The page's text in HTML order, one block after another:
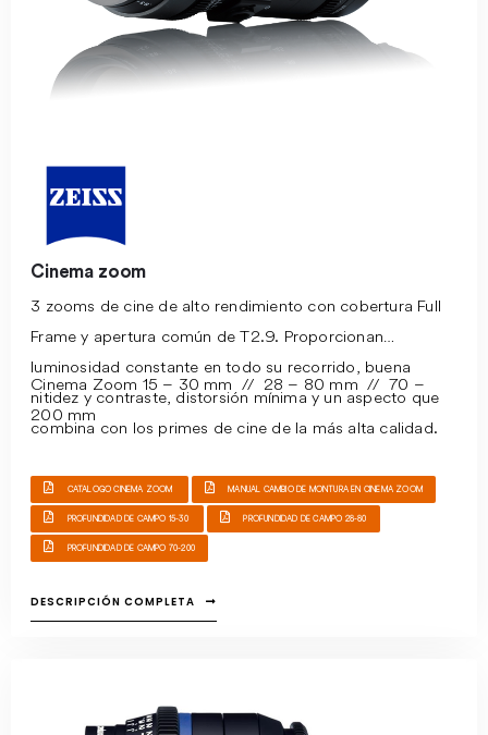
Cinema zoom
3 zooms de cine de alto rendimiento con cobertura Full
Frame y apertura común de T2.9. Proporcionan
luminosidad constante en todo su recorrido, buena
nitidez y contraste, distorsión mínima y un aspecto que
combina con los primes de cine de la más alta calidad.
Cinema Zoom 15 – 30 mm // 28 – 80 mm // 70 –
200 mm
CATALOGO CINEMA ZOOM MANUAL CAMBIO DE MONTURA EN CINEMA ZOOM
PROFUNDIDAD DE CAMPO 15-30 PROFUNDIDAD DE CAMPO 28-80
PROFUNDIDAD DE CAMPO 70-200
DESCRIPCIÓN COMPLETA